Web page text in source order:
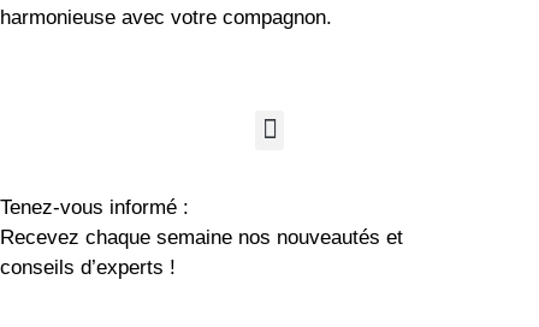
harmonieuse avec votre compagnon.
Tenez-vous informé :
Recevez chaque semaine nos nouveautés et
conseils d’experts !